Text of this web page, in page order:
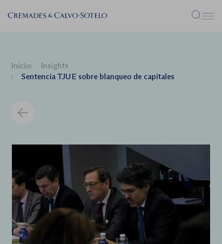
Menú
Inicio
Insights
Sentencia TJUE sobre blanqueo de capitales